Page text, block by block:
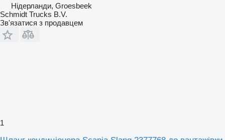
Нідерланди, Groesbeek
Schmidt Trucks B.V.
Зв'язатися з продавцем
1